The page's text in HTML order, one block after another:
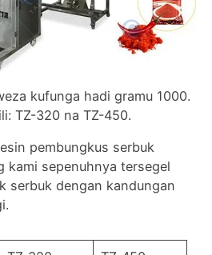
kufunga hadi gramu 1000.
TZ-320 na TZ-450.
pembungkus serbuk
kami sepenuhnya tersegel
serbuk dengan kandungan